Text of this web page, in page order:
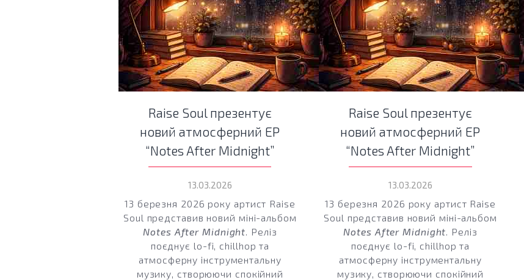
Raise Soul презентує
новий атмосферний EP
“Notes After Midnight”
13.03.2026
13 березня 2026 року артист Raise
Soul представив новий міні-альбом
Notes After Midnight . Реліз
поєднує lo-fi, chillhop та
атмосферну інструментальну
музику, створюючи спокійний
Raise Soul презентує
новий атмосферний EP
“Notes After Midnight”
13.03.2026
13 березня 2026 року артист Raise
Soul представив новий міні-альбом
Notes After Midnight . Реліз
поєднує lo-fi, chillhop та
атмосферну інструментальну
музику, створюючи спокійний